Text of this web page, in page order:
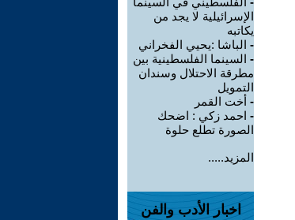
الإسرائيلية لا يجد من
يكاتبه
- الباشا :يحيي الفخراني
- السينما الفلسطينية بين
مطرقة الاحتلال وسندان
التمويل
- أخت القمر
- احمد زكي : اضحك
الصورة تطلع حلوة
المزيد.....
اخبار الأدب والفن